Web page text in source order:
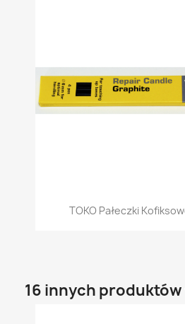
Szybki
TOKO Pałeczki
16 innych